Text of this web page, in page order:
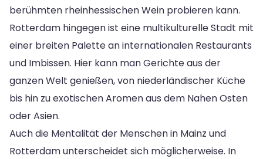
berühmten rheinhessischen Wein probieren kann.
Rotterdam hingegen ist eine multikulturelle Stadt mit
einer breiten Palette an internationalen Restaurants
und Imbissen. Hier kann man Gerichte aus der
ganzen Welt genießen, von niederländischer Küche
bis hin zu exotischen Aromen aus dem Nahen Osten
oder Asien.
Auch die Mentalität der Menschen in Mainz und
Rotterdam unterscheidet sich möglicherweise. In